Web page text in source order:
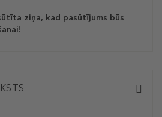
ziņa, kad pasūtījums būs